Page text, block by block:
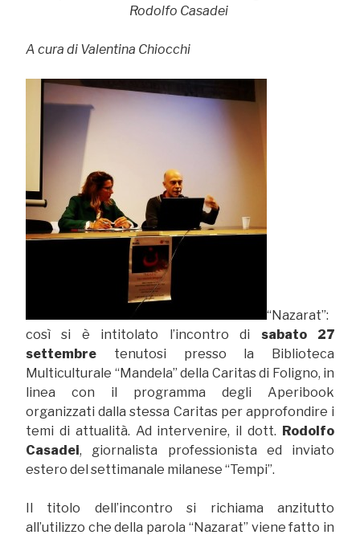
Rodolfo Casadei
A cura di Valentina Chiocchi
“Nazarat”:
così si è intitolato l’incontro di sabato 27
settembre tenutosi presso la Biblioteca
Multiculturale “Mandela” della Caritas di Foligno, in
linea con il programma degli Aperibook
organizzati dalla stessa Caritas per approfondire i
temi di attualità. Ad intervenire, il dott. Rodolfo
Casadei, giornalista professionista ed inviato
estero del settimanale milanese “Tempi”.
Il titolo dell’incontro si richiama anzitutto
all’utilizzo che della parola “Nazarat” viene fatto in